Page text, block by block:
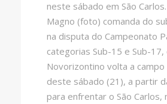
neste sábado em São
Magno (foto) comanda do
na disputa do Campeonato
categorias Sub-15 e Sub-17,
Novorizontino volta a campo
deste sábado (21), a partir
para enfrentar o São Carlos,